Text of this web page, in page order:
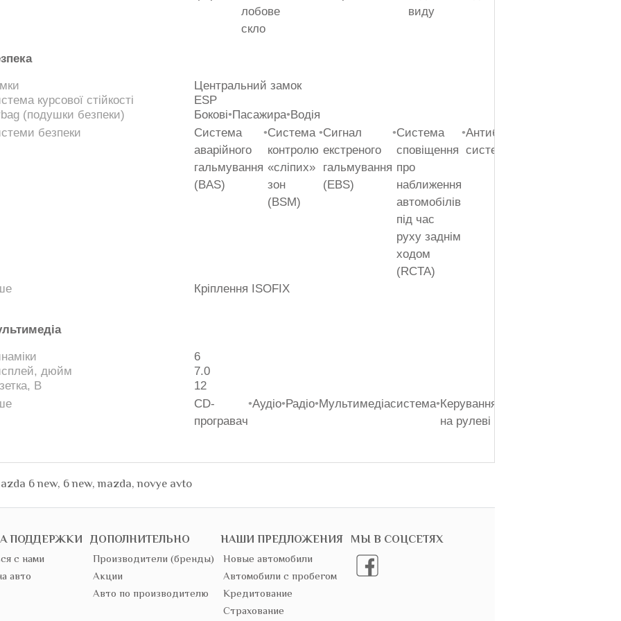
лобове
скло
виду
Центральний замок
курсової стійкості
ESP
(подушки безпеки)
Бокові•Пасажира•Водія
безпеки
Система
аварійного
гальмування
(BAS)
•Система
контролю
«сліпих»
зон
(BSM)
•Сигнал
екстреного
гальмування
(EBS)
•Система
сповіщення
про
наближення
автомобілів
під час
руху заднім
ходом
(RCTA)
•Антиблокувальна
система (ABS)
Кріплення ISOFIX
6
дюйм
7.0
В
12
CD-
програвач
•Аудіо•Радіо•Мультимедіасистема•Керування
на рулеві
6 new, 6 new,mazda,novye avto
ПОДДЕРЖКИ
с нами
авто
ДОПОЛНИТЕЛЬНО
Производители (бренды)
Акции
Авто по производителю
НАШИ ПРЕДЛОЖЕНИЯ
Новые автомобили
Автомобили с пробегом
Кредитование
Страхование
МЫ В СОЦСЕТЯХ